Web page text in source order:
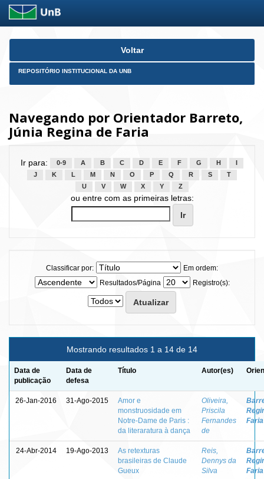
Skip
Voltar
REPOSITÓRIO INSTITUCIONAL DA UNB
Navegando por Orientador Barreto,
Júnia Regina de Faria
Ir para: 0-9 A B C D E F G H
J
K L M N O P Q R S
T
U
V W X Y Z
ou entre com as primeiras letras:
Classificar por:
Em ordem:
Resultados/Página
Registro(s):
Mostrando resultados 1 a 14 de 14
Data de
publicação
Data de
defesa
Título Autor(es)
26-Jan-2016 31-Ago-2015
Amor e
monstruosidade em
Notre-Dame de Paris :
da literaratura à dança
Oliveira,
Priscila
Fernandes
de
Faria
24-Abr-2014 19-Ago-2013
As retexturas
brasileiras de Claude
Gueux
Reis,
Dennys da
Silva
Faria